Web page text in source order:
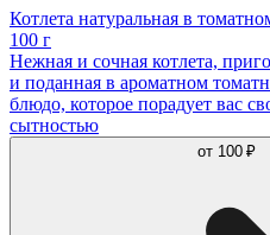
Котлета натуральная в
100 г
Нежная и сочная котлета,
и поданная в ароматном
блюдо, которое порадует вас
сытностью
от 100 ₽